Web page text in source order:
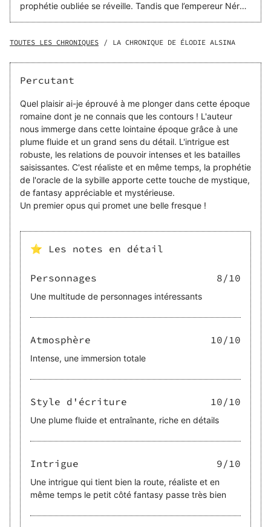
prophétie oubliée se réveille. Tandis que l’empereur Néron
finalement faire appel au général Vespasien pour sauver
nord, des forces antiques semblent se réveiller, jetant une
ombre menaçante sur Rome. Mais la rébellion n’est que la
racines plongent dans une prophétie millénaire, celle de
l’Oracle de la Sybille.
TOUTES LES CHRONIQUES / LA CHRONIQUE DE ÉLODIE ALSINA
Percutant
Quel plaisir ai-je éprouvé à me plonger dans cette époque
romaine dont je ne connais que les contours ! L'auteur
nous immerge dans cette lointaine époque grâce à une
plume fluide et un grand sens du détail. L'intrigue est
robuste, les relations de pouvoir intenses et les batailles
saisissantes. C'est réaliste et en même temps, la prophétie
de l'oracle de la sybille apporte cette touche de mystique,
de fantasy appréciable et mystérieuse.
Un premier opus qui promet une belle fresque !
⭐ Les notes en détail
Personnages 8/10
Une multitude de personnages intéressants
Atmosphère 10/10
Intense, une immersion totale
Style d'écriture 10/10
Une plume fluide et entraînante, riche en détails
Intrigue 9/10
Une intrigue qui tient bien la route, réaliste et en
même temps le petit côté fantasy passe très bien